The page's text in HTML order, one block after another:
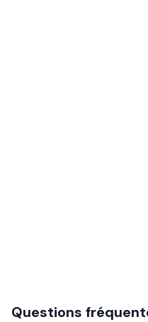
Questions